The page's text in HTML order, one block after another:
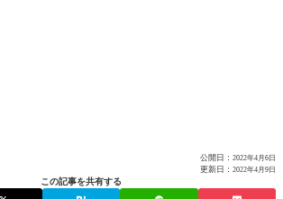
公開日： 2022年4月6日
更新日： 2022年4月9日
この記事を共有する